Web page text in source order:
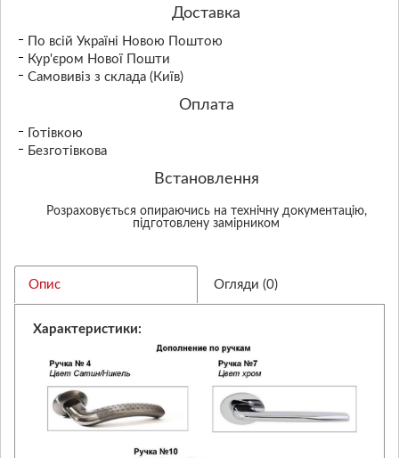
Доставка
По всій Україні Новою Поштою
Кур'єром Нової Пошти
Самовивіз з склада (Київ)
Оплата
Готівкою
Безготівкова
Встановлення
Розраховується опираючись на технічну документацію,
підготовлену замірником
Опис Огляди (0)
Характеристики: